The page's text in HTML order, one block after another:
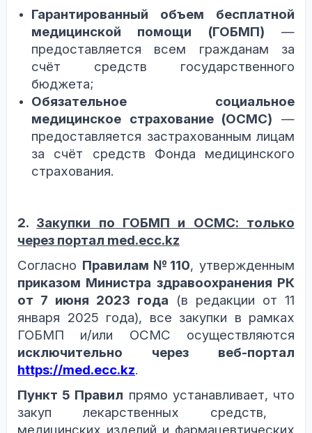
Гарантированный объем бесплатной
медицинской помощи (ГОБМП) —
предоставляется всем гражданам за
счёт средств государственного
бюджета;
Обязательное социальное
медицинское страхование (ОСМС) —
предоставляется застрахованным лицам
за счёт средств Фонда медицинского
страхования.
2. Закупки по ГОБМП и ОСМС: только
через портал med.ecc.kz
Согласно Правилам №110, утвержденным
приказом Министра здравоохранения РК
от 7 июня 2023 года (в редакции от 11
января 2025 года), все закупки в рамках
ГОБМП и/или ОСМС осуществляются
исключительно через веб-портал
https://med.ecc.kz.
Пункт 5 Правил прямо устанавливает, что
закуп лекарственных средств,
медицинских изделий и фармацевтических